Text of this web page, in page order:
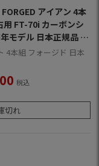
アイアン 4本
FT-70i カーボンシ
モデル 日本正規品 F
ブ4本組 フォージド 日本
税込
切れ